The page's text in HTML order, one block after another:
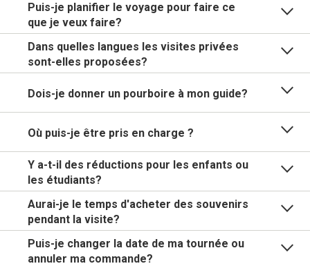
Puis-je planifier le voyage pour faire ce
que je veux faire?
Dans quelles langues les visites privées
sont-elles proposées?
Dois-je donner un pourboire à mon guide?
Où puis-je être pris en charge ?
Y a-t-il des réductions pour les enfants ou
les étudiants?
Aurai-je le temps d'acheter des souvenirs
pendant la visite?
Puis-je changer la date de ma tournée ou
annuler ma commande?